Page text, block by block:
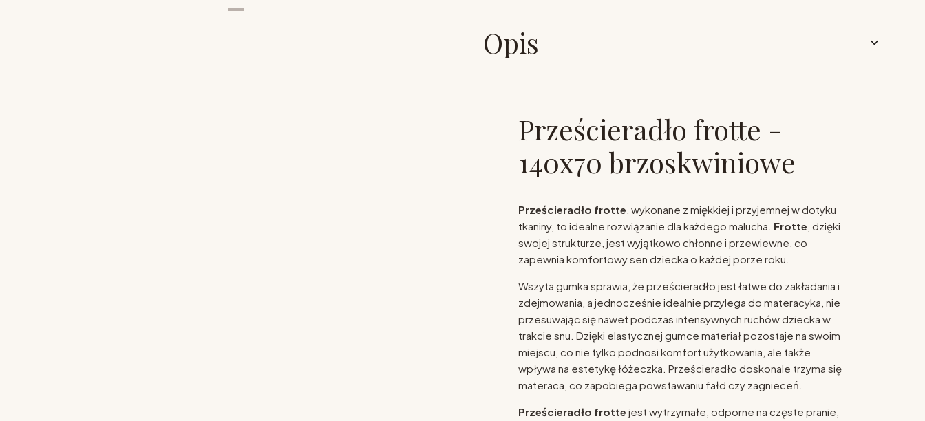
Opis
Prześcieradło frotte -
140x70 brzoskwiniowe
Prześcieradło frotte , wykonane z miękkiej i przyjemnej w dotyku
tkaniny, to idealne rozwiązanie dla każdego malucha. Frotte , dzięki
swojej strukturze, jest wyjątkowo chłonne i przewiewne, co
zapewnia komfortowy sen dziecka o każdej porze roku.
Wszyta gumka sprawia, że prześcieradło jest łatwe do zakładania i
zdejmowania, a jednocześnie idealnie przylega do materacyka, nie
przesuwając się nawet podczas intensywnych ruchów dziecka w
trakcie snu. Dzięki elastycznej gumce materiał pozostaje na swoim
miejscu, co nie tylko podnosi komfort użytkowania, ale także
wpływa na estetykę łóżeczka. Prześcieradło doskonale trzyma się
materaca, co zapobiega powstawaniu fałd czy zagnieceń.
Prześcieradło frotte jest wytrzymałe, odporne na częste pranie,